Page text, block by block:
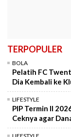
TERPOPULER
BOLA
Pelatih FC
Dia Kembali ke
LIFESTYLE
PIP Termin II
Ceknya agar